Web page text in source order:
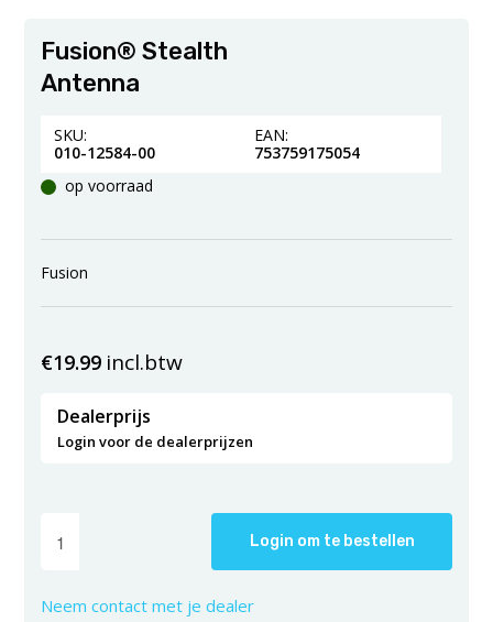
Fusion® Stealth
Antenna
SKU:
010-12584-00
EAN:
753759175054
op voorraad
Fusion
€19.99 incl.btw
Dealerprijs
Login voor de dealerprijzen
Login om te bestellen
Neem contact met je dealer